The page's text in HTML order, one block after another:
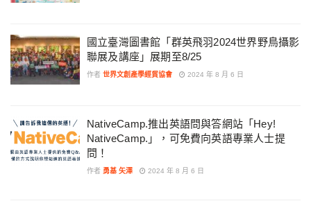
國立臺灣圖書館「群英飛羽2024世界野鳥攝影
聯展及講座」展期至8/25
作者 世界文創產學經貿協會 2024 年 8 月 6 日
NativeCamp.推出英語問與答網站「Hey!
NativeCamp.」，可免費向英語專業人士提
問！
作者 勇基 矢澤 2024 年 8 月 6 日